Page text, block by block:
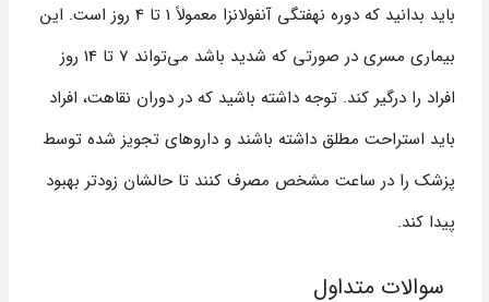
باید بدانید که دوره نهفتگی آنفولانزا معمولاً 1 تا 4 روز است. این
بیماری مسری در صورتی که شدید باشد می‌تواند 7 تا 14 روز
افراد را درگیر کند. توجه داشته باشید که در دوران نقاهت، افراد
باید استراحت مطلق داشته باشند و داروهای تجویز شده توسط
پزشک را در ساعت مشخص مصرف کنند تا حالشان زودتر بهبود
پیدا کند.